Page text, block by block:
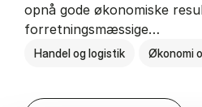
opnå gode økonomiske
forretningsmæssige…
Handel og logistik Økonomi